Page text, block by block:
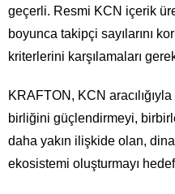
geçerli. Resmi KCN içerik
boyunca takipçi sayılarını
kriterlerini karşılamaları
KRAFTON, KCN
birliğini güçlendirmeyi,
daha yakın ilişkide olan,
ekosistemi oluşturmayı